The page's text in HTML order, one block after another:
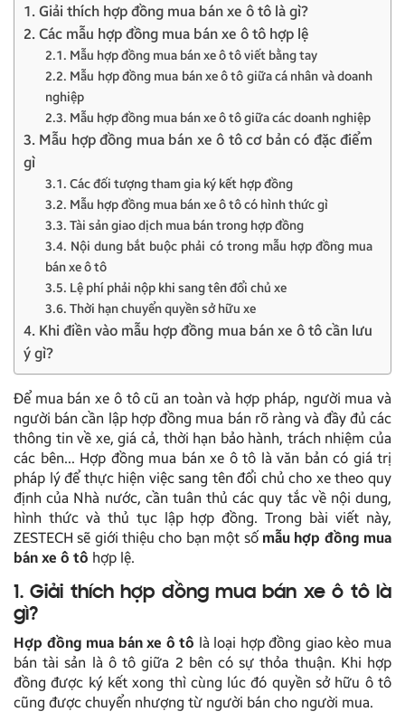
1. Giải thích hợp đồng mua bán xe ô tô là gì?
2. Các mẫu hợp đồng mua bán xe ô tô hợp lệ
2.1. Mẫu hợp đồng mua bán xe ô tô viết bằng tay
2.2. Mẫu hợp đồng mua bán xe ô tô giữa cá nhân và doanh
nghiệp
2.3. Mẫu hợp đồng mua bán xe ô tô giữa các doanh nghiệp
3. Mẫu hợp đồng mua bán xe ô tô cơ bản có đặc điểm
gì
3.1. Các đối tượng tham gia ký kết hợp đồng
3.2. Mẫu hợp đồng mua bán xe ô tô có hình thức gì
3.3. Tài sản giao dịch mua bán trong hợp đồng
3.4. Nội dung bắt buộc phải có trong mẫu hợp đồng mua
bán xe ô tô
3.5. Lệ phí phải nộp khi sang tên đổi chủ xe
3.6. Thời hạn chuyển quyền sở hữu xe
4. Khi điền vào mẫu hợp đồng mua bán xe ô tô cần lưu
ý gì?
Để mua bán xe ô tô cũ an toàn và hợp pháp, người mua và
người bán cần lập hợp đồng mua bán rõ ràng và đầy đủ các
thông tin về xe, giá cả, thời hạn bảo hành, trách nhiệm của
các bên… Hợp đồng mua bán xe ô tô là văn bản có giá trị
pháp lý để thực hiện việc sang tên đổi chủ cho xe theo quy
định của Nhà nước, cần tuân thủ các quy tắc về nội dung,
hình thức và thủ tục lập hợp đồng. Trong bài viết này,
ZESTECH sẽ giới thiệu cho bạn một số mẫu hợp đồng mua
bán xe ô tô hợp lệ.
1. Giải thích hợp đồng mua bán xe ô tô là
gì?
Hợp đồng mua bán xe ô tô là loại hợp đồng giao kèo mua
bán tài sản là ô tô giữa 2 bên có sự thỏa thuận. Khi hợp
đồng được ký kết xong thì cùng lúc đó quyền sở hữu ô tô
cũng được chuyển nhượng từ người bán cho người mua.